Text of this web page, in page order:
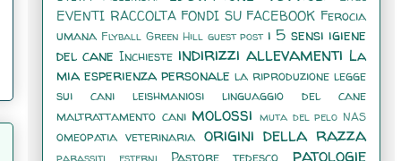
EVENTI RACCOLTA FONDI SU FACEBOOK Ferocia
umana Flyball Green Hill guest post i 5 sensi igiene
del cane Inchieste indirizzi allevamenti La
mia esperienza personale la riproduzione legge
sui cani
leishmaniosi
linguaggio del cane
maltrattamento cani molossi muta del pelo NAS
omeopatia veterinaria origini della razza
patologie